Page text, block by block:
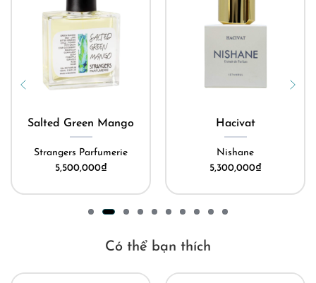
Salted Green Mango
Strangers Parfumerie
5,500,000₫
Hacivat
Nishane
5,300,000₫
Có thể bạn thích